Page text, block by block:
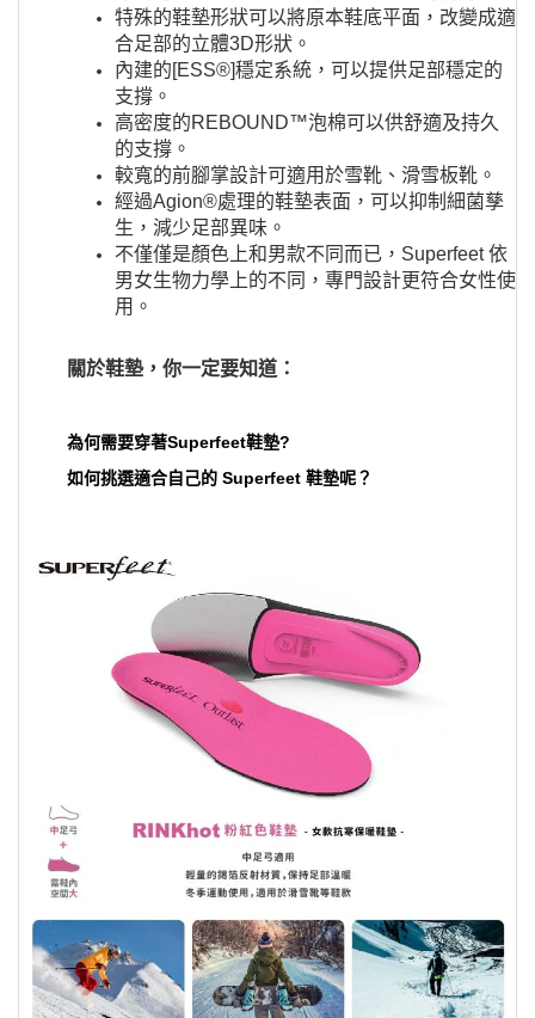
特殊的鞋墊形狀可以將原本鞋底平面，改變成適
合足部的立體3D形狀。
內建的[ESS®]穩定系統，可以提供足部穩定的
支撐。
高密度的REBOUND™泡棉可以供舒適及持久
的支撐。
較寬的前腳掌設計可適用於雪靴、滑雪板靴。
經過Agion®處理的鞋墊表面，可以抑制細菌孳
生，減少足部異味。
不僅僅是顏色上和男款不同而已，Superfeet 依
男女生物力學上的不同，專門設計更符合女性使
用。
關於鞋墊，你一定要知道：
為何需要穿著Superfeet鞋墊?
如何挑選適合自己的 Superfeet 鞋墊呢？